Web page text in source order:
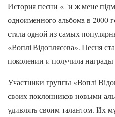
История песни «Ти ж мене
одноименного альбома в 2000
стала одной из самых
«Воплі Відоплясова». Песня
поколений и получила награды
Участники группы «Воплі
своих поклонников новыми
удивлять своим талантом. Их